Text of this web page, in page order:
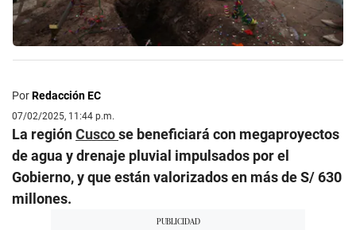
PorRedacción EC
07/02/2025, 11:44 p.m.
La regiónCuscose beneficiará con megaproyectos
de agua y drenaje pluvial impulsados por el
Gobierno, y que están valorizados en más de S/ 630
millones.